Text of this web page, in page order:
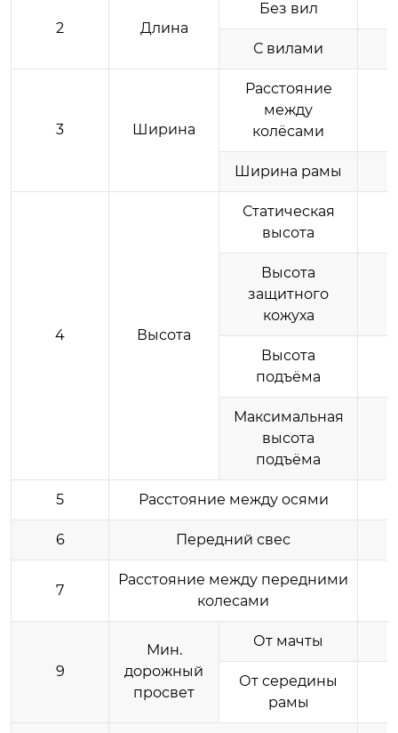
2 Длина
Без вил
С вилами
3 Ширина
Расстояние
между
колёсами
Ширина рамы
4 Высота
Статическая
высота
Высота
защитного
кожуха
Высота
подъёма
Максимальная
высота
подъёма
5 Расстояние между осями
6 Передний свес
7
Расстояние между передними
колесами
9
Мин.
дорожный
просвет
От мачты
От середины
рамы